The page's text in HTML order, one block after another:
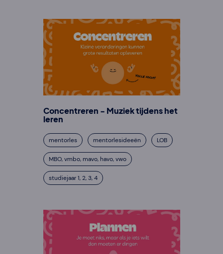
Concentreren - Muziek tijdens het
leren
mentorles mentorlesideeën LOB
MBO, vmbo, mavo, havo, vwo
studiejaar 1, 2, 3, 4